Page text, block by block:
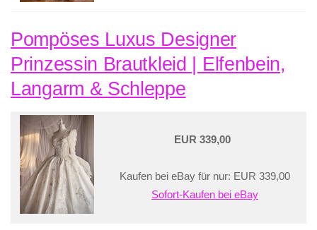
Pompöses Luxus Designer
Prinzessin Brautkleid | Elfenbein,
Langarm & Schleppe
EUR 339,00
Kaufen bei eBay für nur: EUR 339,00
Sofort-Kaufen bei eBay